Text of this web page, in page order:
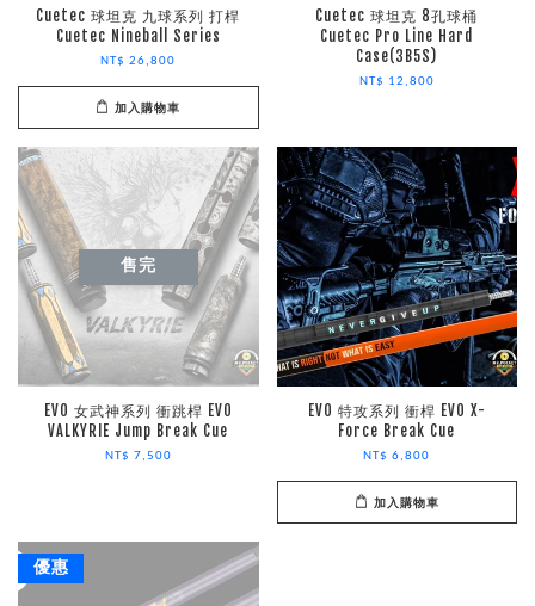
Cuetec 球坦克 九球系列 打桿
Cuetec Nineball Series
NT$ 26,800
加入購物車
Cuetec 球坦克 8孔球桶
Cuetec Pro Line Hard
Case(3B5S)
NT$ 12,800
售完
EVO 女武神系列 衝跳桿 EVO
VALKYRIE Jump Break Cue
NT$ 7,500
EVO 特攻系列 衝桿 EVO X-
Force Break Cue
NT$ 6,800
加入購物車
優惠